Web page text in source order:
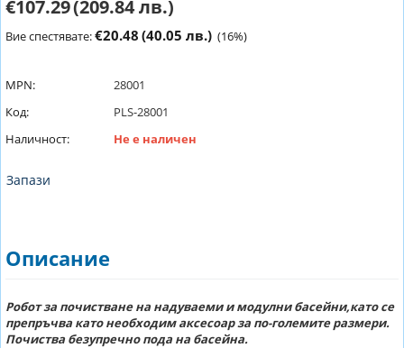
€107.29(209.84 лв.)
Вие спестявате:€20.48 (40.05 лв.) (16%)
MPN:
28001
Код:
PLS-28001
Наличност:
Не е наличен
Запази
Описание
Робот за почистване на надуваеми и модулни басейни,като се
препръчва като необходим аксесоар за по-големите размери.
Почиства безупречно пода на басейна.